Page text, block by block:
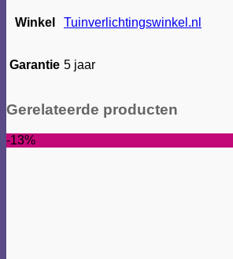
Winkel Tuinverlichtingswinkel.nl
Garantie 5 jaar
Gerelateerde producten
-13%